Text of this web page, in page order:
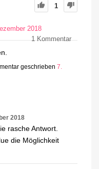
1
2018
1Kommentar
geschrieben 7.
2018
rasche Antwort.
die Möglichkeit